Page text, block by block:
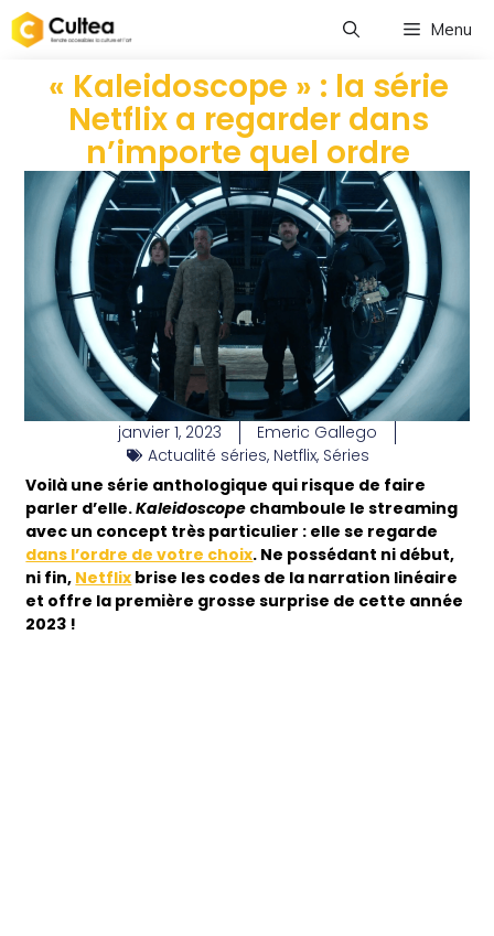
Menu
« Kaleidoscope » : la série
Netflix a regarder dans
n’importe quel ordre
janvier 1, 2023
Emeric Gallego
Actualité séries, Netflix, Séries
Voilà une série anthologique qui risque de faire
parler d’elle.Kaleidoscope chamboule le streaming
avec un concept très particulier : elle se regarde
dans l’ordre de votre choix. Ne possédant ni début,
ni fin, Netflix brise les codes de la narration linéaire
et offre la première grosse surprise de cette année
2023 !